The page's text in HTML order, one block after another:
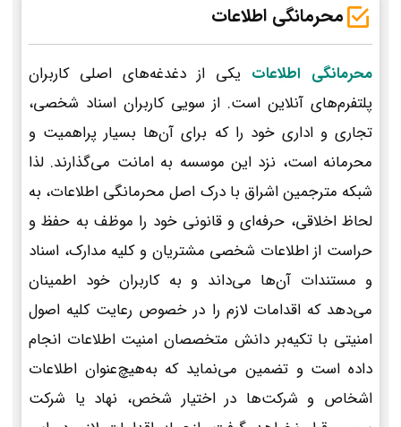
محرمانگی اطلاعات
محرمانگی اطلاعات یکی از دغدغه‌های اصلی کاربران
پلتفرم‌های آنلاین است. از سویی کاربران اسناد شخصی،
تجاری و اداری خود را که برای آن‌ها بسیار پراهمیت و
محرمانه است، نزد این موسسه به امانت می‌گذارند. لذا
شبکه مترجمین اشراق با درک اصل محرمانگی اطلاعات، به
لحاظ اخلاقی، حرفه‌ای و قانونی خود را موظف به حفظ و
حراست از اطلاعات شخصی مشتریان و کلیه مدارک، اسناد
و مستندات آن‌ها می‌داند و به کاربران خود اطمینان
می‌دهد که اقدامات لازم را در خصوص رعایت کلیه اصول
امنیتی با تکیه‌بر دانش متخصصان امنیت اطلاعات انجام
داده است و تضمین می‌نماید که به‌هیچ‌عنوان اطلاعات
اشخاص و شرکت‌ها در اختیار شخص، نهاد یا شرکت